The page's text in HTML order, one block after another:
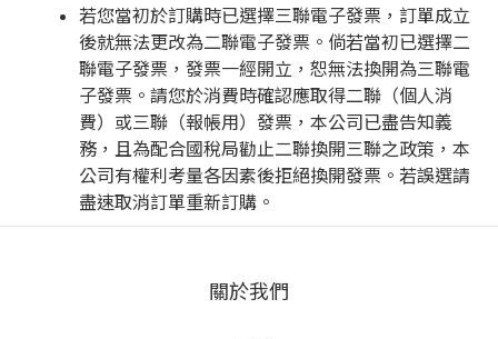
若您當初於訂購時已選擇三聯電子發票，訂單成立
後就無法更改為二聯電子發票。倘若當初已選擇二
聯電子發票，發票一經開立，恕無法換開為三聯電
子發票。請您於消費時確認應取得二聯（個人消
費）或三聯（報帳用）發票，本公司已盡告知義
務，且為配合國稅局勸止二聯換開三聯之政策，本
公司有權利考量各因素後拒絕換開發票。若誤選請
盡速取消訂單重新訂購。
關於我們